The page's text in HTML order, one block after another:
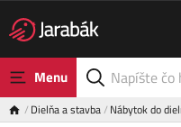
Menu
Dielňa a stavba Nábytok do